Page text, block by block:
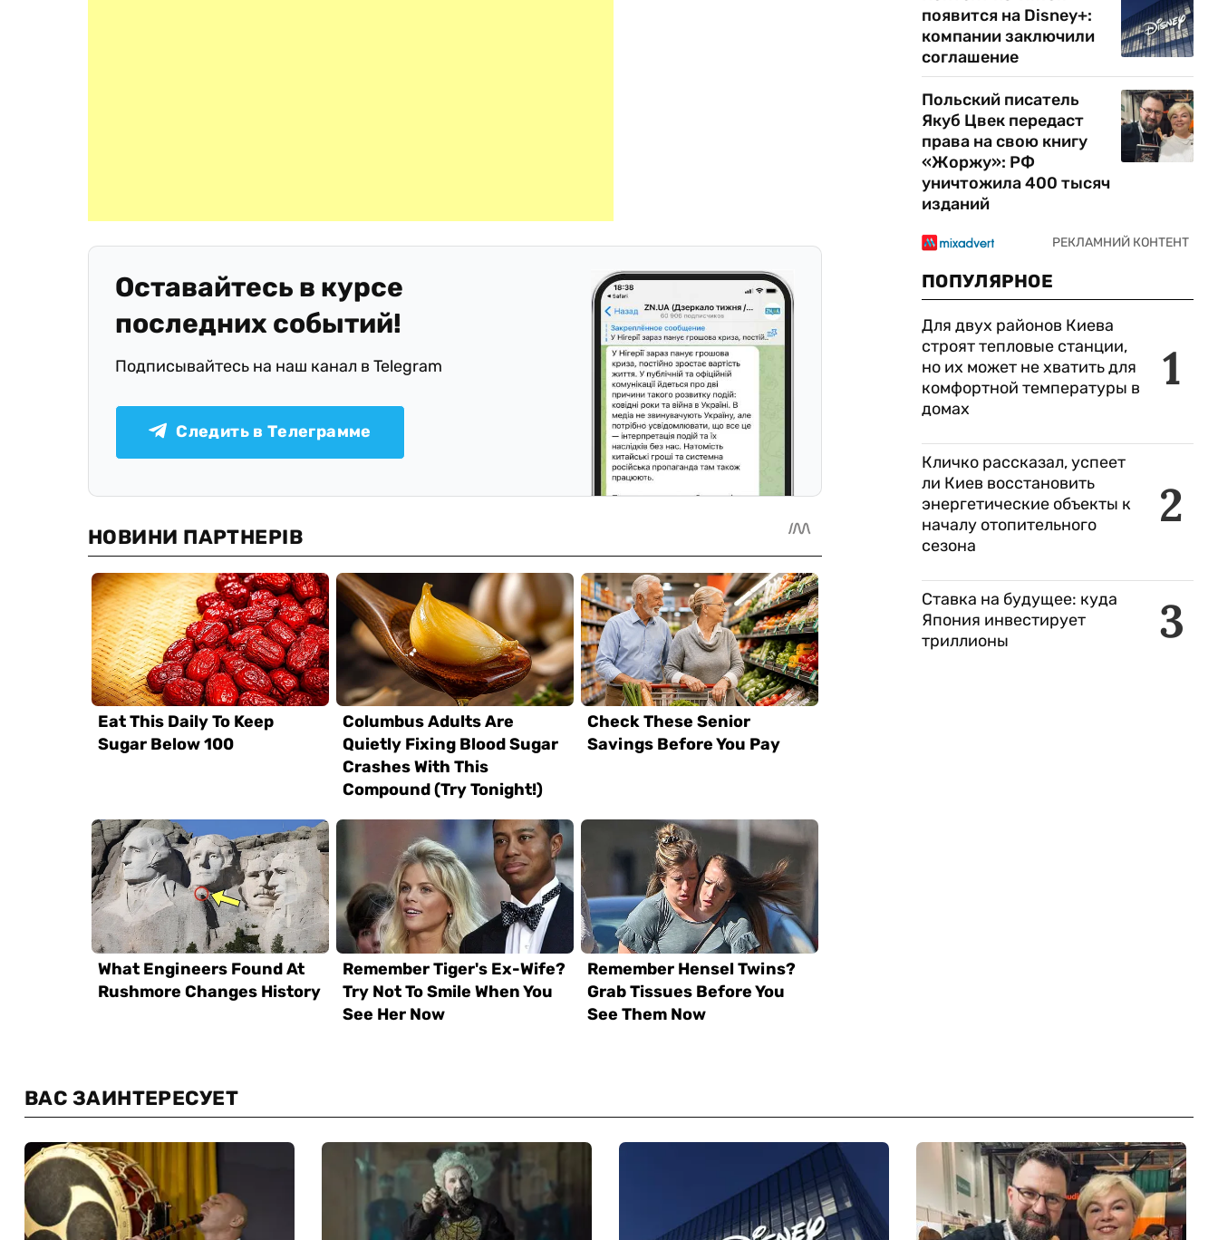
Оставайтесь в курсе
последних событий!
Подписывайтесь на наш канал в Telegram
Следить в Телеграмме
появится на Disney+:
компании заключили
соглашение
Польский писатель
Якуб Цвек передаст
права на свою книгу
«Жоржу»: РФ
уничтожила 400 тысяч
изданий
ПОПУЛЯРНОЕ
1
Для двух районов Киева
строят тепловые станции,
но их может не хватить для
комфортной температуры в
домах
2
Кличко рассказал, успеет
ли Киев восстановить
энергетические объекты к
началу отопительного
сезона
3
Ставка на будущее: куда
Япония инвестирует
триллионы
ВАС ЗАИНТЕРЕСУЕТ